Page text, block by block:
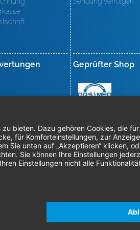
Geprüfter Shop
AGB Datenschutz